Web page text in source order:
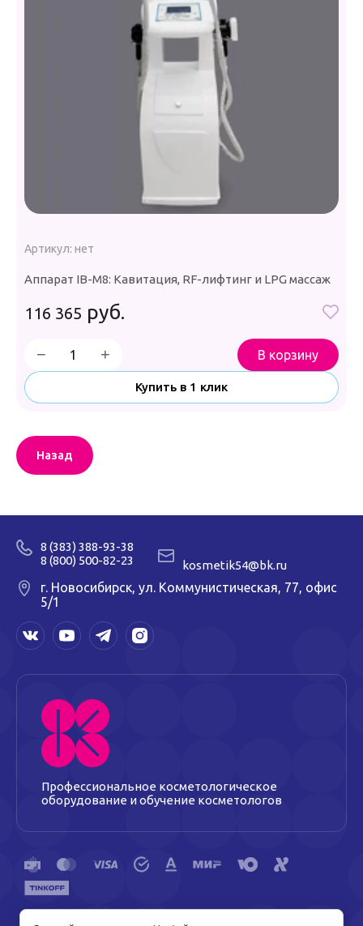
Артикул: нет
Аппарат IB-M8: Кавитация, RF-лифтинг и LPG массаж
116 365 руб.
− + В корзину
Купить в 1 клик
Назад
8 (383) 388-93-38
8 (800) 500-82-23
kosmetik54@bk.ru
г. Новосибирск, ул. Коммунистическая, 77, офис
5/1
Профессиональное косметологическое
оборудование и обучение косметологов